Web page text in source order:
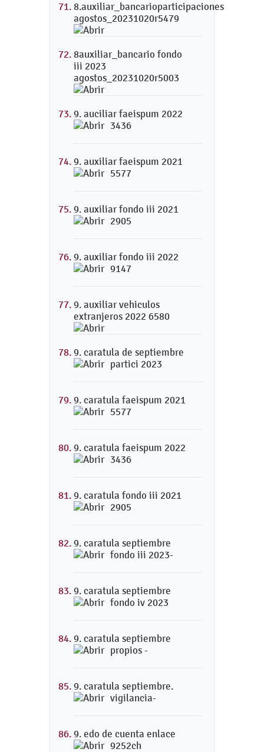
8.auxiliar_bancarioparticipaciones
agostos_20231020r5479
8auxiliar_bancario fondo
iii 2023
agostos_20231020r5003
9. auciliar faeispum 2022
3436
9. auxiliar faeispum 2021
5577
9. auxiliar fondo iii 2021
2905
9. auxiliar fondo iii 2022
9147
9. auxiliar vehiculos
extranjeros 2022 6580
9. caratula de septiembre
partici 2023
9. caratula faeispum 2021
5577
9. caratula faeispum 2022
3436
9. caratula fondo iii 2021
2905
9. caratula septiembre
fondo iii 2023-
9. caratula septiembre
fondo iv 2023
9. caratula septiembre
propios -
9. caratula septiembre.
vigilancia-
9. edo de cuenta enlace
9252ch